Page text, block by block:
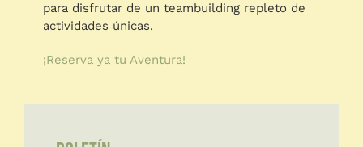
para disfrutar de un teambuilding repleto de
actividades únicas.
¡Reserva ya tu Aventura!